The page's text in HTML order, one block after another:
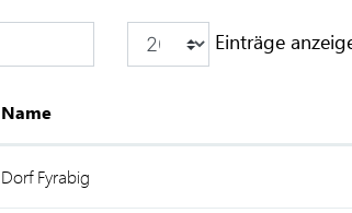
Einträge
Name
Dorf Fyrabig